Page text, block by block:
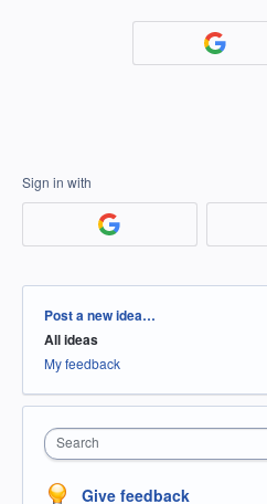
Sign in with
Categories
Post a new idea…
All ideas
My feedback
Search
Give feedback